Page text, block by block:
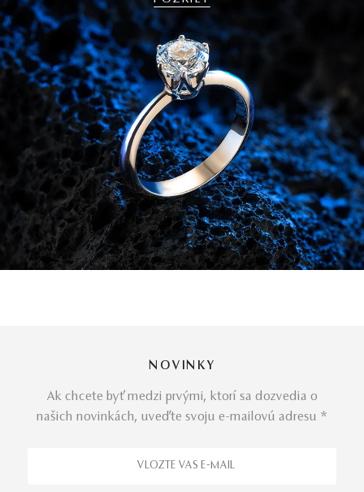
NOVINKY
Ak chcete byť medzi prvými, ktorí sa dozvedia o
našich novinkách, uveďte svoju e-mailovú adresu *